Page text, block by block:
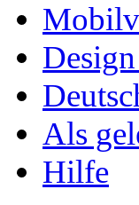
Als
Hilfe